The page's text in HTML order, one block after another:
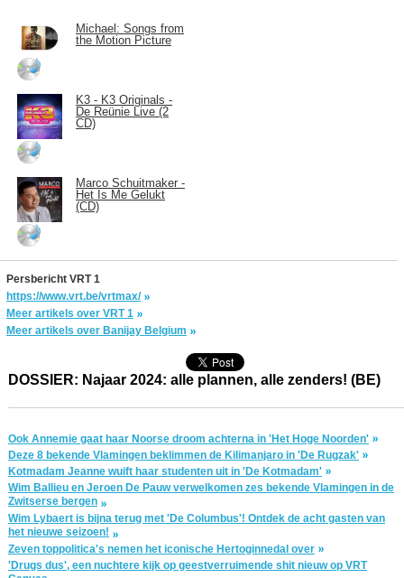
Michael: Songs from
the Motion Picture
K3 - K3 Originals -
De Reünie Live (2
CD)
Marco Schuitmaker -
Het Is Me Gelukt
(CD)
Persbericht VRT 1
https://www.vrt.be/vrtmax/
Meer artikels over VRT 1
Meer artikels over Banijay Belgium
DOSSIER: Najaar 2024: alle plannen, alle zenders! (BE)
Ook Annemie gaat haar Noorse droom achterna in 'Het Hoge Noorden'
Deze 8 bekende Vlamingen beklimmen de Kilimanjaro in 'De Rugzak'
Kotmadam Jeanne wuift haar studenten uit in 'De Kotmadam'
Wim Ballieu en Jeroen De Pauw verwelkomen zes bekende Vlamingen in de
Zwitserse bergen
Wim Lybaert is bijna terug met 'De Columbus'! Ontdek de acht gasten van
het nieuwe seizoen!
Zeven toppolitica's nemen het iconische Hertoginnedal over
'Drugs dus', een nuchtere kijk op geestverruimende shit nieuw op VRT